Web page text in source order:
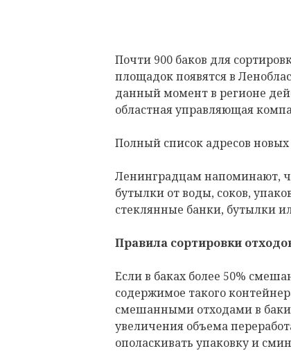
Почти 900 баков для
площадок появятся в
данный момент в регионе
областная управляющая
Полный список адресов
Ленинградцам напоминают,
бутылки от воды, соков,
стеклянные банки, бутылки
Правила сортировки
Если в баках более 50%
содержимое такого
смешанными отходами в баки
увеличения объема
ополаскивать упаковку и